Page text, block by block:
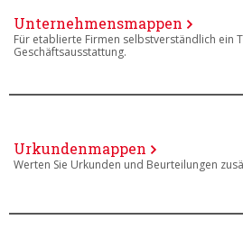
Unternehmensmappen
Für etablierte Firmen selbstverständlich ein
Geschäftsausstattung.
Urkundenmappen
Werten Sie Urkunden und Beurteilungen